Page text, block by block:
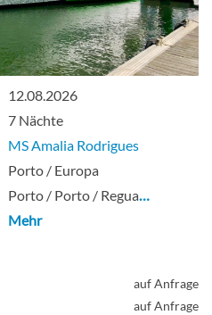
12.08.2026
7 Nächte
MS Amalia Rodrigues
Porto / Europa
Porto / Porto / Regua…
Mehr
auf Anfrage
auf Anfrage